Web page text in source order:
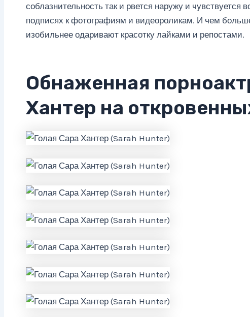
соблазнительность так и рвется наружу и чувствуется
подписях к фотографиям и видеороликам. И чем
изобильнее одаривают красотку лайками и репостами.
Обнаженная
Хантер на